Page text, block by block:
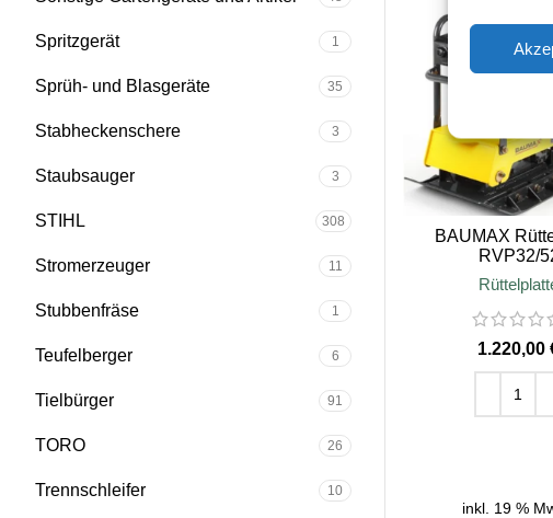
Spritzgerät 1
Sprüh- und Blasgeräte 35
Stabheckenschere 3
Staubsauger 3
STIHL 308
Stromerzeuger 11
Stubbenfräse 1
Teufelberger 6
Tielbürger 91
TORO 26
Trennschleifer 10
BAUMAX
RVP32/
inkl. 19 %